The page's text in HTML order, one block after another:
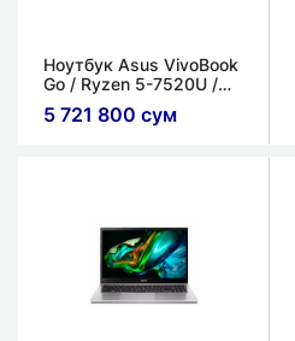
Ноутбук Asus VivoBook
Go / Ryzen 5-7520U /
16ГБ / 512ГБ / 15.6''
FHD, IPS / AMD Radeon
5 721 800 сум